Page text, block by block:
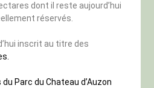
dont il reste aujourd’hui
réservés.
inscrit au titre des
Parc du Chateau d’Auzon